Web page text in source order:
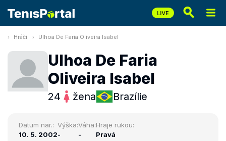
Hráči Ulhoa De Faria Oliveira Isabel
Ulhoa De Faria
Oliveira Isabel
24 žena Brazílie
Datum nar.:
10. 5. 2002
Výška:
-
Váha:
-
Hraje rukou:
Pravá